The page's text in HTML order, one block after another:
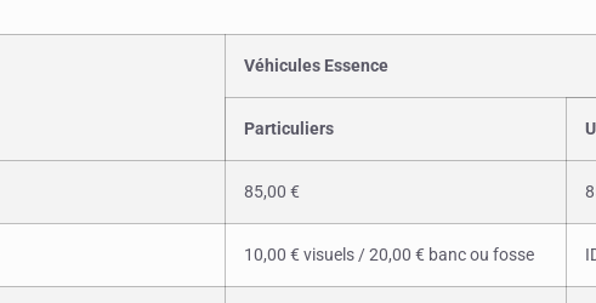
Véhicules Essence
Particuliers
85,00 €
10,00 € visuels / 20,00 € banc ou fosse